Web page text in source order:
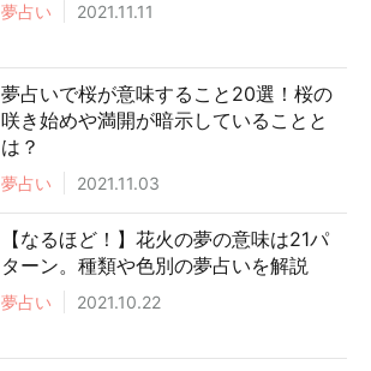
夢占い 2021.11.11
夢占いで桜が意味すること20選！桜の
咲き始めや満開が暗示していることと
は？
夢占い 2021.11.03
【なるほど！】花火の夢の意味は21パ
ターン。種類や色別の夢占いを解説
夢占い 2021.10.22